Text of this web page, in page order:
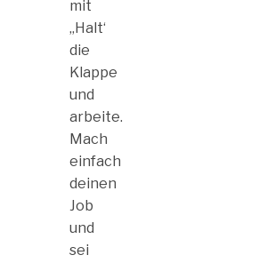
mit
„Halt‘
die
Klappe
und
arbeite.
Mach
einfach
deinen
Job
und
sei